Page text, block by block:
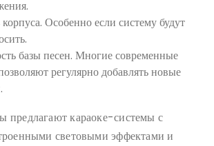
Особенно если систему будут
базы песен. Многие современные
регулярно добавлять новые
предлагают караоке-системы с
световыми эффектами и